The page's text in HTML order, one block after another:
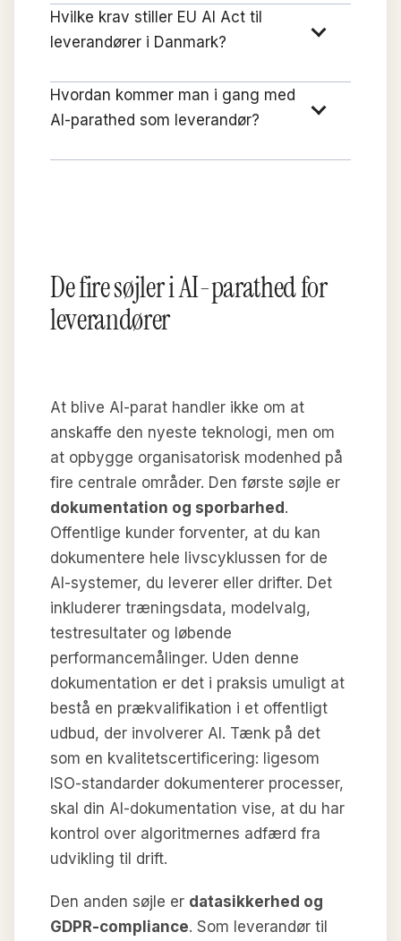
Hvilke krav stiller EU AI Act til
leverandører i Danmark?
Hvordan kommer man i gang med
AI-parathed som leverandør?
De fire søjler i AI-parathed for
leverandører
At blive AI-parat handler ikke om at
anskaffe den nyeste teknologi, men om
at opbygge organisatorisk modenhed på
fire centrale områder. Den første søjle er
dokumentation og sporbarhed.
Offentlige kunder forventer, at du kan
dokumentere hele livscyklussen for de
AI-systemer, du leverer eller drifter. Det
inkluderer træningsdata, modelvalg,
testresultater og løbende
performancemålinger. Uden denne
dokumentation er det i praksis umuligt at
bestå en prækvalifikation i et offentligt
udbud, der involverer AI. Tænk på det
som en kvalitetscertificering: ligesom
ISO-standarder dokumenterer processer,
skal din AI-dokumentation vise, at du har
kontrol over algoritmernes adfærd fra
udvikling til drift.
Den anden søjle er datasikkerhed og
GDPR-compliance. Som leverandør til